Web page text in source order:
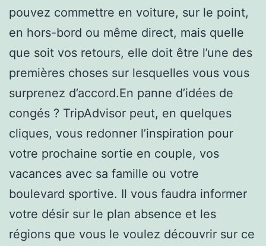
pouvez commettre en voiture, sur le point,
en hors-bord ou même direct, mais quelle
que soit vos retours, elle doit être l’une des
premières choses sur lesquelles vous vous
surprenez d’accord.En panne d’idées de
congés ? TripAdvisor peut, en quelques
cliques, vous redonner l’inspiration pour
votre prochaine sortie en couple, vos
vacances avec sa famille ou votre
boulevard sportive. Il vous faudra informer
votre désir sur le plan absence et les
régions que vous le voulez découvrir sur ce